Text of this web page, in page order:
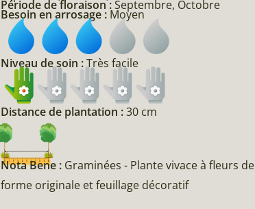
Période de floraison :Septembre, Octobre
Besoin en arrosage : Moyen
Niveau de soin :Très facile
Distance de plantation :30 cm
Nota Bene : Graminées - Plante vivace à fleurs de
forme originale et feuillage décoratif